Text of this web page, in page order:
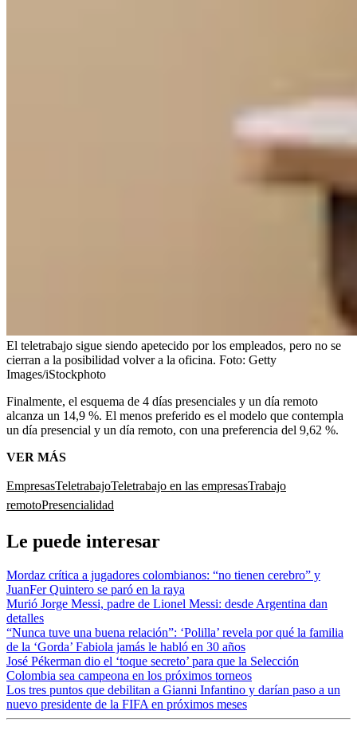
El teletrabajo sigue siendo apetecido por los empleados, pero no se
cierran a la posibilidad volver a la oficina. Foto: Getty
Images/iStockphoto
Finalmente, el esquema de 4 días presenciales y un día remoto
alcanza un 14,9 %. El menos preferido es el modelo que contempla
un día presencial y un día remoto, con una preferencia del 9,62 %.
VER MÁS
EmpresasTeletrabajoTeletrabajo en las empresasTrabajo
remotoPresencialidad
Le puede interesar
Mordaz crítica a jugadores colombianos: “no tienen cerebro” y
JuanFer Quintero se paró en la raya
Murió Jorge Messi, padre de Lionel Messi: desde Argentina dan
detalles
“Nunca tuve una buena relación”: ‘Polilla’ revela por qué la familia
de la ‘Gorda’ Fabiola jamás le habló en 30 años
José Pékerman dio el ‘toque secreto’ para que la Selección
Colombia sea campeona en los próximos torneos
Los tres puntos que debilitan a Gianni Infantino y darían paso a un
nuevo presidente de la FIFA en próximos meses